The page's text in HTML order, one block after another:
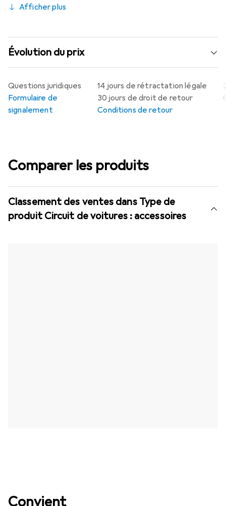
Afficher plus
Évolution du prix
14 jours de rétractation légale
30 jours de droit de retour
Conditions de retour
Questions juridiques
Formulaire de
signalement
Comparer les produits
Classement des ventes dans Type de
produit Circuit de voitures : accessoires
Convient